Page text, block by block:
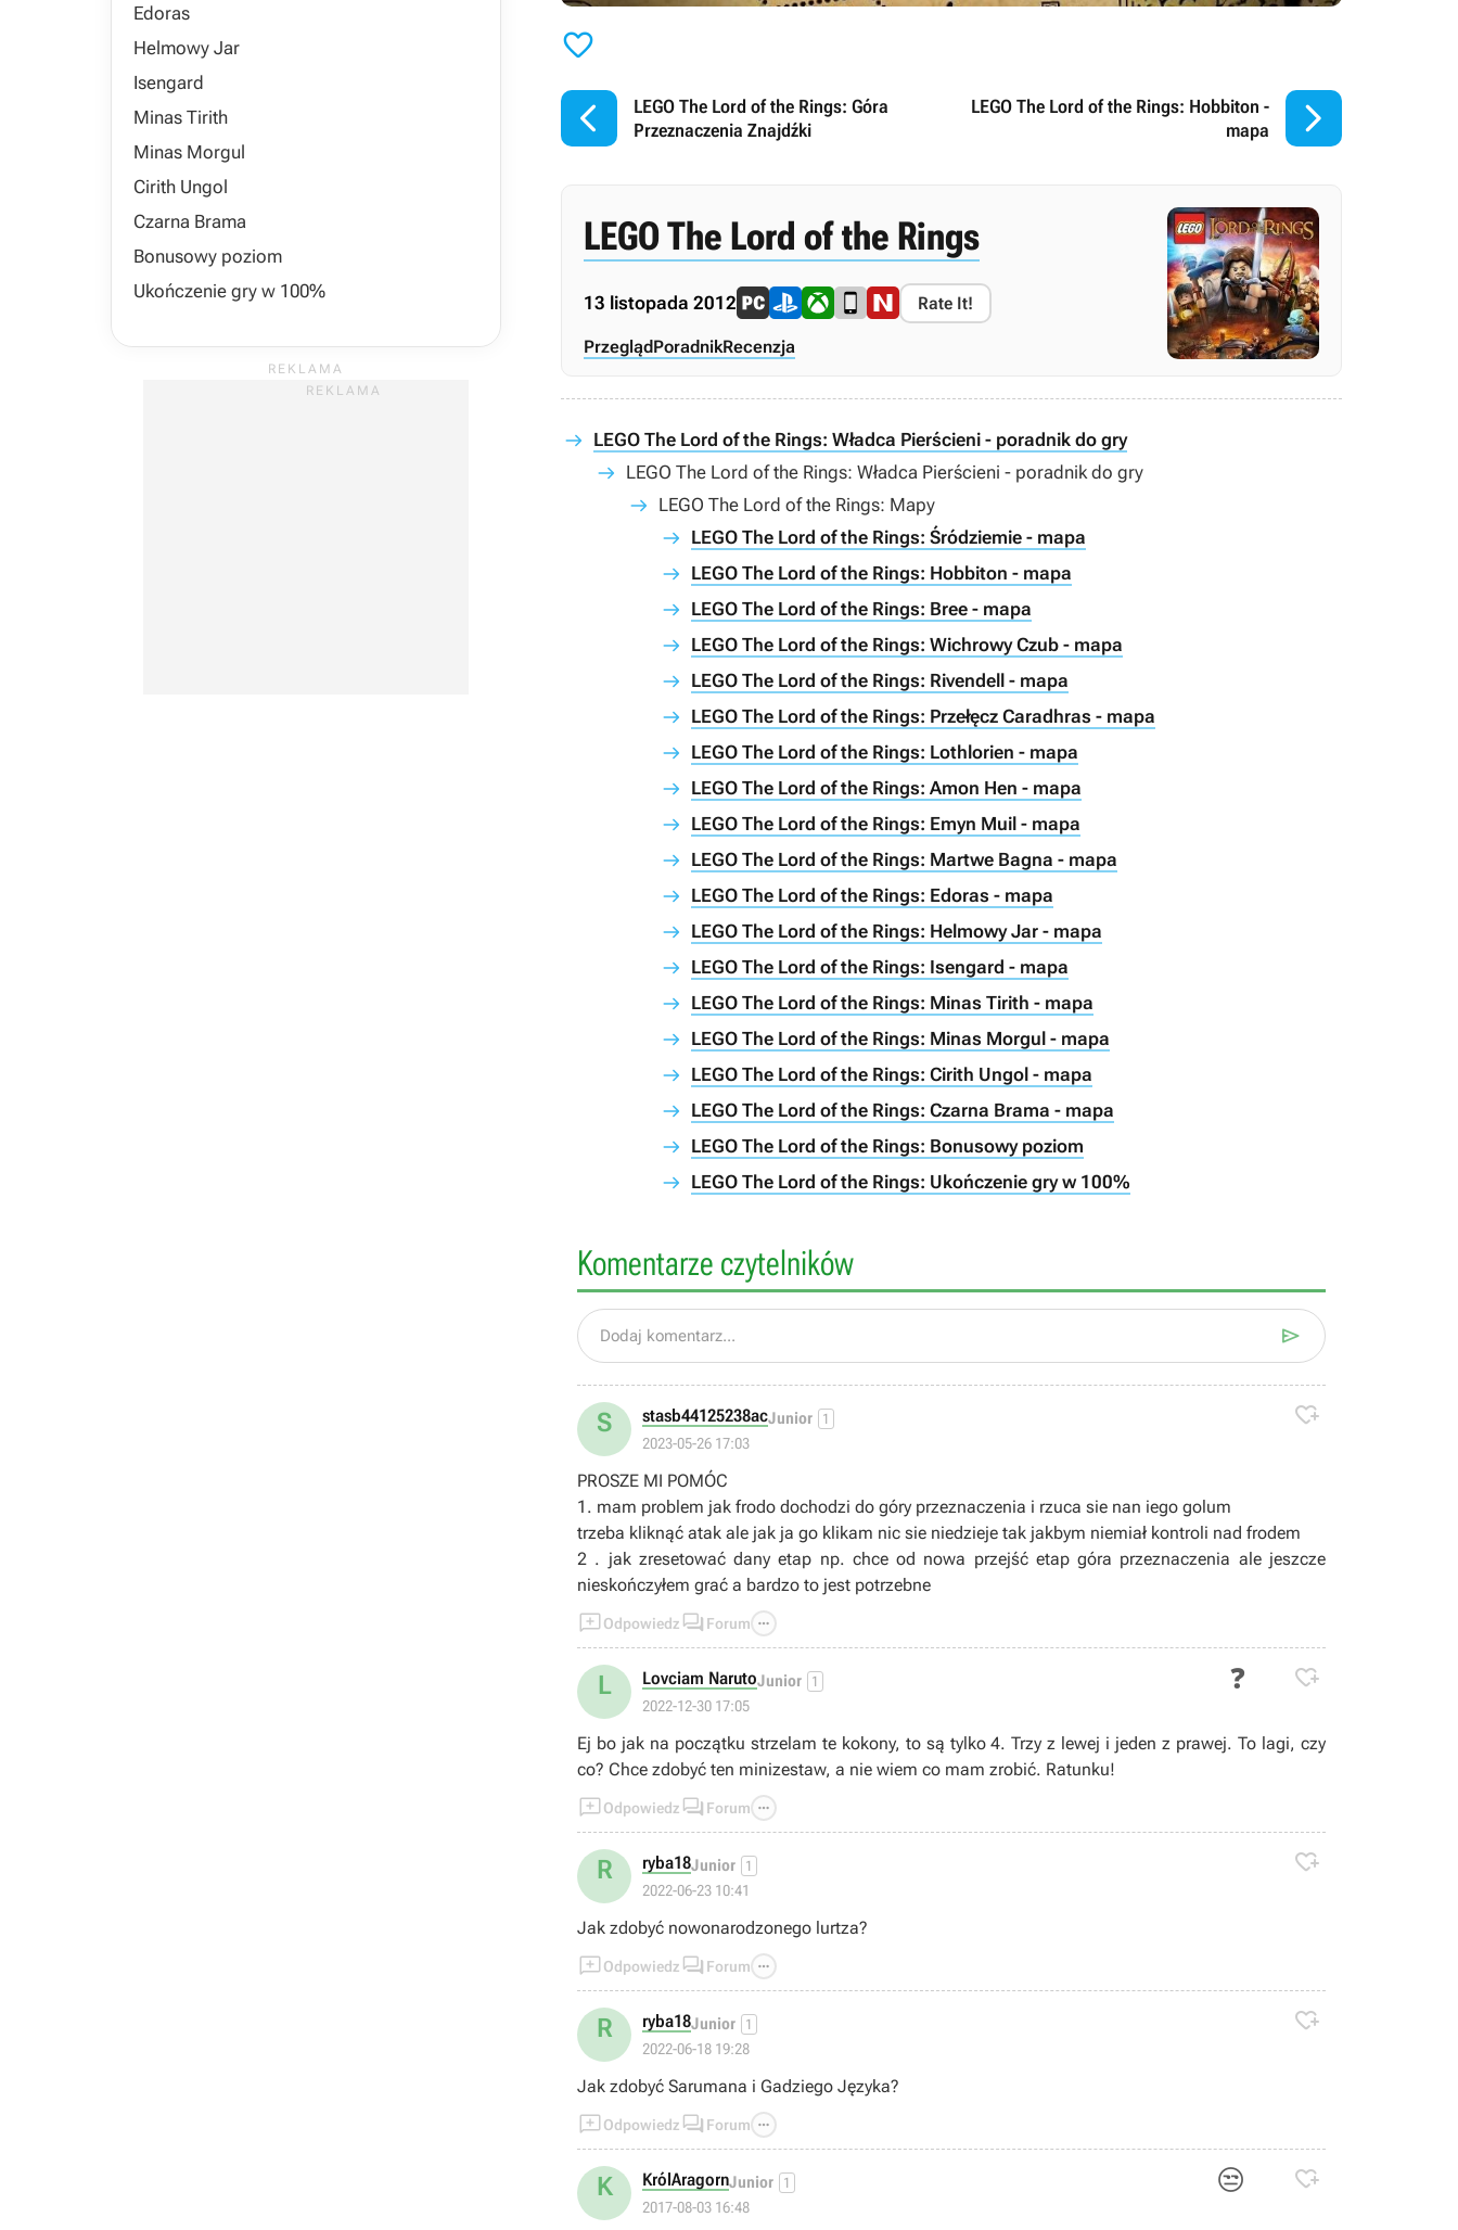
Edoras
Helmowy Jar
Isengard
Minas Tirith
Minas Morgul
Cirith Ungol
Czarna Brama
Bonusowy poziom
Ukończenie gry w 100%


LEGO The Lord of the Rings: Góra
Przeznaczenia Znajdźki
LEGO The Lord of the Rings: Hobbiton -
mapa

LEGO The Lord of the Rings
13 listopada 2012 Rate It!
PrzeglądPoradnikRecenzja
LEGO The Lord of the Rings: Władca Pierścieni - poradnik do gry
LEGO The Lord of the Rings: Władca Pierścieni - poradnik do gry
LEGO The Lord of the Rings: Mapy
LEGO The Lord of the Rings: Śródziemie - mapa
LEGO The Lord of the Rings: Hobbiton - mapa
LEGO The Lord of the Rings: Bree - mapa
LEGO The Lord of the Rings: Wichrowy Czub - mapa
LEGO The Lord of the Rings: Rivendell - mapa
LEGO The Lord of the Rings: Przełęcz Caradhras - mapa
LEGO The Lord of the Rings: Lothlorien - mapa
LEGO The Lord of the Rings: Amon Hen - mapa
LEGO The Lord of the Rings: Emyn Muil - mapa
LEGO The Lord of the Rings: Martwe Bagna - mapa
LEGO The Lord of the Rings: Edoras - mapa
LEGO The Lord of the Rings: Helmowy Jar - mapa
LEGO The Lord of the Rings: Isengard - mapa
LEGO The Lord of the Rings: Minas Tirith - mapa
LEGO The Lord of the Rings: Minas Morgul - mapa
LEGO The Lord of the Rings: Cirith Ungol - mapa
LEGO The Lord of the Rings: Czarna Brama - mapa
LEGO The Lord of the Rings: Bonusowy poziom
LEGO The Lord of the Rings: Ukończenie gry w 100%
Komentarze czytelników
Dodaj komentarz... 
S stasb44125238acJunior 1
2023-05-26 17:03

PROSZE MI POMÓC
1. mam problem jak frodo dochodzi do góry przeznaczenia i rzuca sie nan iego golum
trzeba kliknąć atak ale jak ja go klikam nic sie niedzieje tak jakbym niemiał kontroli nad frodem
2 . jak zresetować dany etap np. chce od nowa przejść etap góra przeznaczenia ale jeszcze
nieskończyłem grać a bardzo to jest potrzebne
Odpowiedz  Forum 
L ❓
Lovciam NarutoJunior 1
2022-12-30 17:05

Ej bo jak na początku strzelam te kokony, to są tylko 4. Trzy z lewej i jeden z prawej. To lagi, czy
co? Chce zdobyć ten minizestaw, a nie wiem co mam zrobić. Ratunku!
Odpowiedz  Forum 
R ryba18Junior 1
2022-06-23 10:41

Jak zdobyć nowonarodzonego lurtza?
Odpowiedz  Forum 
R ryba18Junior 1
2022-06-18 19:28

Jak zdobyć Sarumana i Gadziego Języka?
Odpowiedz  Forum 
K 😒
KrólAragornJunior 1
2017-08-03 16:48
